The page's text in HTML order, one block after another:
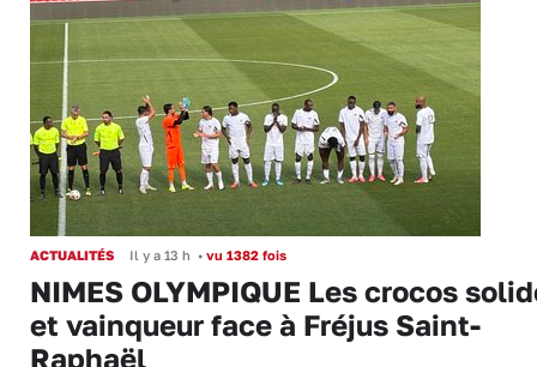
ACTUALITÉS Il y a 13 h • vu 1382 fois
NIMES OLYMPIQUE Les crocos
et vainqueur face à Fréjus Saint-
Raphaël